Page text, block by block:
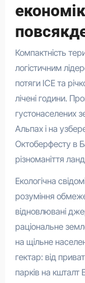
Компактність
логістичним
потяги ICE та
лічені години.
густонаселених
Альпах і на
Октоберфесту в
різноманіття
Екологічна
розуміння
відновлювані
раціональне
на щільне
гектар: від
парків на кшталт